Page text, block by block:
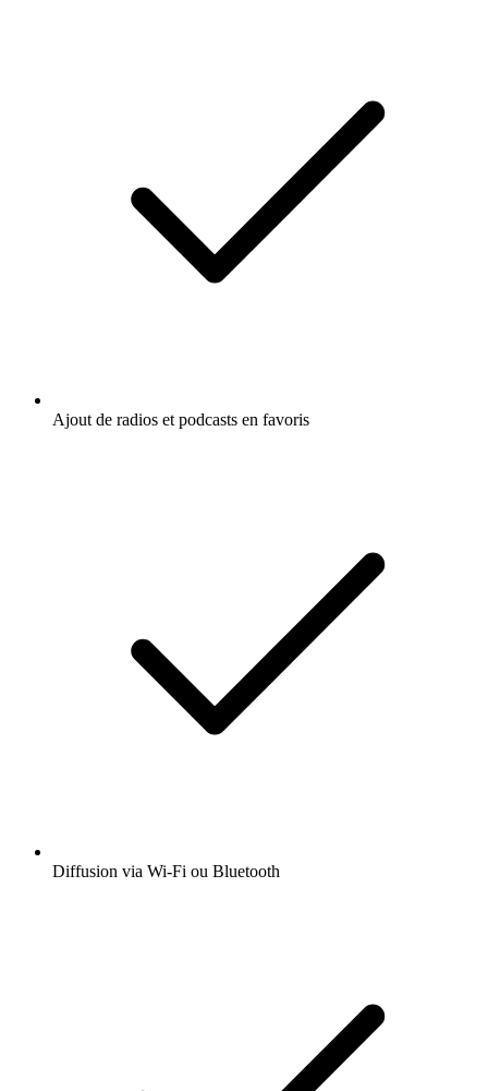
Ajout de radios et podcasts en favoris
Diffusion via Wi-Fi ou Bluetooth